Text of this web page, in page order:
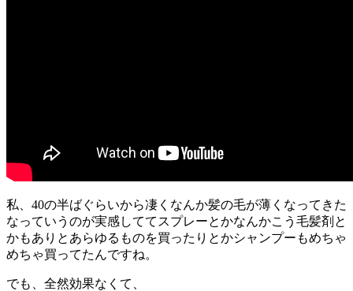
私、40の半ばぐらいから凄くなんか髪の毛が薄くなってきた
なっていうのが実感しててスプレーとかなんかこう毛髪剤と
かもありとあらゆるものを買ったりとかシャンプーもめちゃ
めちゃ買ってたんですね。
でも、全然効果なくて、